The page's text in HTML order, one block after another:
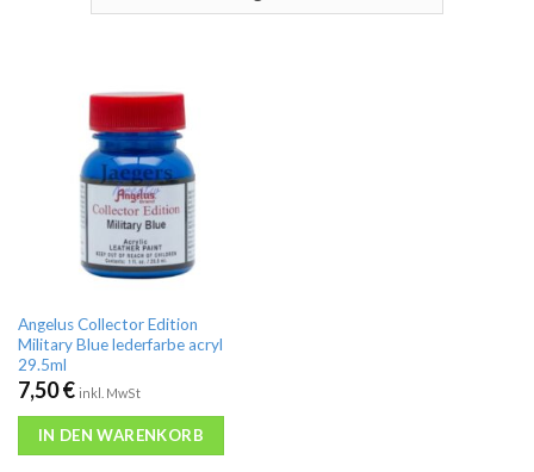
Angelus Collector Edition
Military Blue lederfarbe acryl
29.5ml
7,50€ inkl. MwSt
IN DEN WARENKORB